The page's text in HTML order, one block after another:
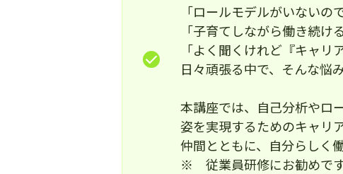
「ロールモデルがいないの
「子育てしながら働き続け
「よく聞くけれど『キャリ
日々頑張る中で、そんな悩
本講座では、自己分析やロ
姿を実現するためのキャリ
仲間とともに、自分らしく
※ 従業員研修にお勧めで